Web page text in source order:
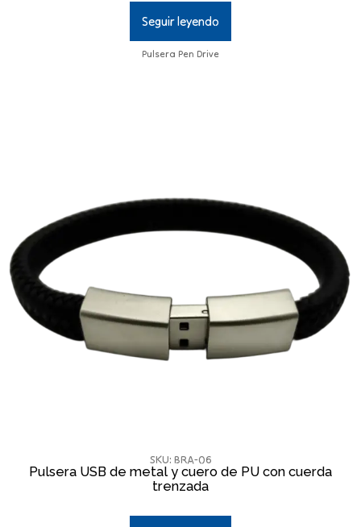
Seguir leyendo
Pulsera Pen Drive
SKU: BRA-06
Pulsera USB de metal y cuero de PU con cuerda
trenzada